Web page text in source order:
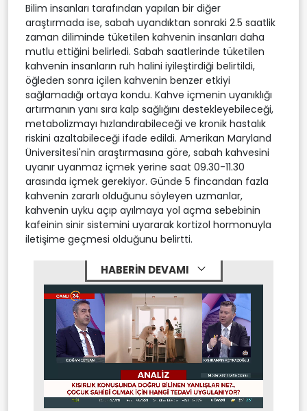
Bilim insanları tarafından yapılan bir diğer
araştırmada ise, sabah uyandıktan sonraki 2.5 saatlik
zaman diliminde tüketilen kahvenin insanları daha
mutlu ettiğini belirledi. Sabah saatlerinde tüketilen
kahvenin insanların ruh halini iyileştirdiği belirtildi,
öğleden sonra içilen kahvenin benzer etkiyi
sağlamadığı ortaya kondu. Kahve içmenin uyanıklığı
artırmanın yanı sıra kalp sağlığını destekleyebileceği,
metabolizmayı hızlandırabileceği ve kronik hastalık
riskini azaltabileceği ifade edildi. Amerikan Maryland
Üniversitesi'nin araştırmasına göre, sabah kahvesini
uyanır uyanmaz içmek yerine saat 09.30-11.30
arasında içmek gerekiyor. Günde 5 fincandan fazla
kahvenin zararlı olduğunu söyleyen uzmanlar,
kahvenin uyku açıp ayılmaya yol açma sebebinin
kafeinin sinir sistemini uyararak kortizol hormonuyla
iletişime geçmesi olduğunu belirtti.
HABERİN DEVAMI
Mute Stream